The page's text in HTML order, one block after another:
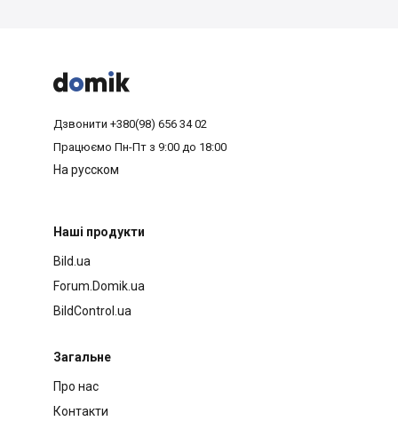



Дзвонити +380(98) 656 34 02
Працюємо Пн-Пт з 9:00 до 18:00
На русском
Наші продукти
Bild.ua
Forum.Domik.ua
BildControl.ua
Загальне
Про нас
Контакти